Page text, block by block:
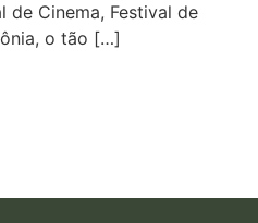
de Cinema, Festival de
o tão […]